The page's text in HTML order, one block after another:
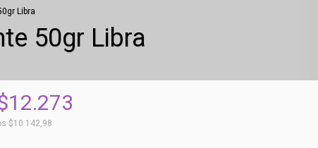
Libra
50gr Libra
$10.142,98